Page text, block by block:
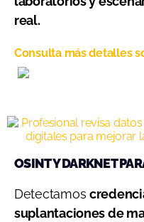
real.
Consulta más detalles
OSINT Y DARKNET
Detectamos
suplantaciones de